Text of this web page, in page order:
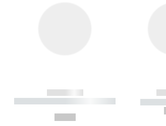
------------
----------- ----------- ----------